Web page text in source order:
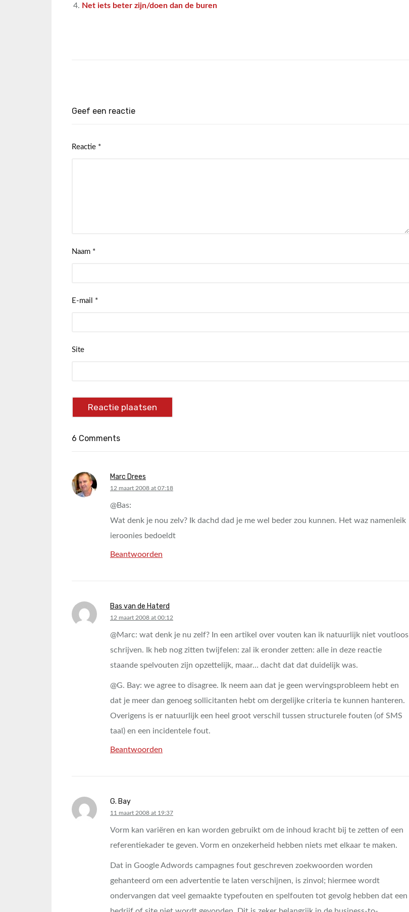
Net iets beter zijn/doen dan de buren
Geef een reactie
Reactie *
Naam *
E-mail *
Site
6 Comments
Marc Drees
says:
12 maart 2008 at 07:18
@Bas:
Wat denk je nou zelv? Ik dachd dad je me wel beder zou kunnen. Het waz namenleik
ieroonies bedoeldt
Beantwoorden
Bas van de Haterd
says:
12 maart 2008 at 00:12
@Marc: wat denk je nu zelf? In een artikel over vouten kan ik natuurlijk niet voutloos
schrijven. Ik heb nog zitten twijfelen: zal ik eronder zetten: alle in deze reactie
staande spelvouten zijn opzettelijk, maar… dacht dat dat duidelijk was.
@G. Bay: we agree to disagree. Ik neem aan dat je geen wervingsprobleem hebt en
dat je meer dan genoeg sollicitanten hebt om dergelijke criteria te kunnen hanteren.
Overigens is er natuurlijk een heel groot verschil tussen structurele fouten (of SMS
taal) en een incidentele fout.
Beantwoorden
G. Bay
says:
11 maart 2008 at 19:37
Vorm kan variëren en kan worden gebruikt om de inhoud kracht bij te zetten of een
referentiekader te geven. Vorm en onzekerheid hebben niets met elkaar te maken.
Dat in Google Adwords campagnes fout geschreven zoekwoorden worden
gehanteerd om een advertentie te laten verschijnen, is zinvol; hiermee wordt
ondervangen dat veel gemaakte typefouten en spelfouten tot gevolg hebben dat een